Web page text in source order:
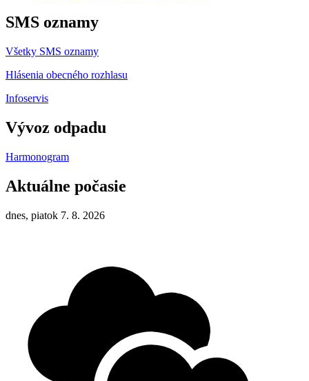
SMS oznamy
Všetky SMS oznamy
Hlásenia obecného rozhlasu
Infoservis
Vývoz odpadu
Harmonogram
Aktuálne počasie
dnes, piatok 7. 8. 2026